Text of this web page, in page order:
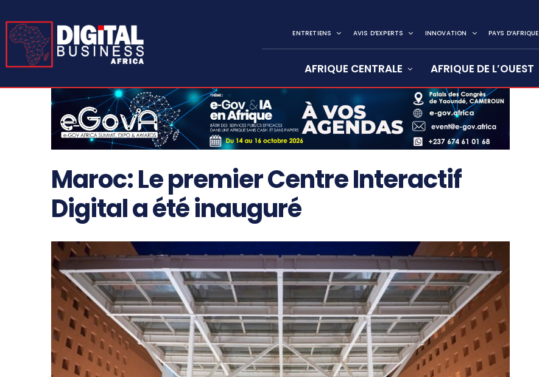
ENTRETIENS AVIS D’EXPERTS INNOVATION PAYS D’AFRIQUE
AFRIQUE CENTRALE AFRIQUE DE L’OUEST
Maroc: Le premier Centre Interactif
Digital a été inauguré